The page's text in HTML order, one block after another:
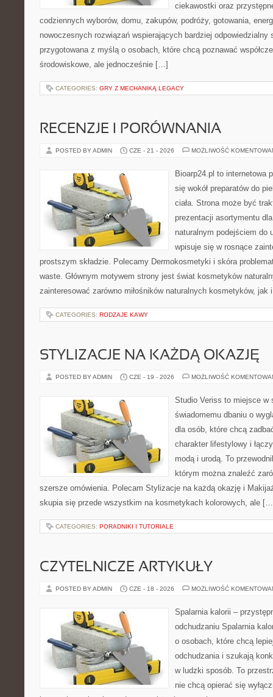
ciekawostki oraz
codziennych wyborów, domu, zakupów, podróży, gotowania,
nowoczesnych rozwiązań wspierających bardziej odpowiedzialny
przygotowana z myślą o osobach, które chcą poznawać
środowiskowe, ale jednocześnie […]
CATEGORIES: GRY Z MECHANIKĄ LEGACY
RECENZJE I PORÓWNANIA
POSTED BY ADMIN CZE - 21 - 2026 MOŻLIWOŚĆ
Bioarp24.pl to internetowa
się wokół preparatów do
ciała. Strona może być
prezentacji asortymentu
naturalnym podejściem do
wpisuje się w rosnące
prostszym składzie. Polecamy Dermokosmetyki i skóra
waste. Głównym motywem strony jest świat kosmetyków
zainteresować zarówno miłośników naturalnych kosmetyków,
CATEGORIES: RODZAJE KAWY
STYLIZACJE NA KAŻDĄ OKAZJĘ
POSTED BY ADMIN CZE - 19 - 2026 MOŻLIWOŚĆ
Studio Veriss to miejsce w
świadomemu dbaniu o
dla osób, które chcą
charakter lifestylowy i
modą i urodą. To
którym można znaleźć
szersze omówienia. Polecam Stylizacje na każdą okazję i
skupia się przede wszystkim na kosmetykach kolorowych, ale
CATEGORIES: PORADNIKI I TUTORIALE
CZYTELNICZE ARTYKUŁY
POSTED BY ADMIN CZE - 18 - 2026 MOŻLIWOŚĆ
Spalarnia kalorii –
odchudzaniu Spalarnia
o osobach, które chcą
odchudzania i szukają
w ludzki sposób. To
nie chcą opierać się